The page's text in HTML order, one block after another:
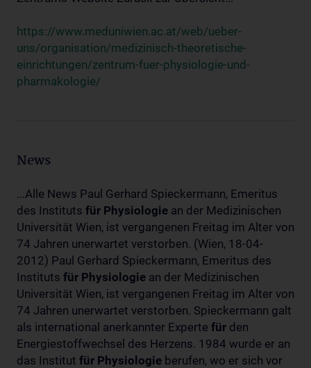
https://www.meduniwien.ac.at/web/ueber-
uns/organisation/medizinisch-theoretische-
einrichtungen/zentrum-fuer-physiologie-und-
pharmakologie/
News
...Alle News Paul Gerhard Spieckermann, Emeritus
des Instituts für Physiologie an der Medizinischen
Universität Wien, ist vergangenen Freitag im Alter von
74 Jahren unerwartet verstorben. (Wien, 18-04-
2012) Paul Gerhard Spieckermann, Emeritus des
Instituts für Physiologie an der Medizinischen
Universität Wien, ist vergangenen Freitag im Alter von
74 Jahren unerwartet verstorben. Spieckermann galt
als international anerkannter Experte für den
Energiestoffwechsel des Herzens. 1984 wurde er an
das Institut für Physiologie berufen, wo er sich vor